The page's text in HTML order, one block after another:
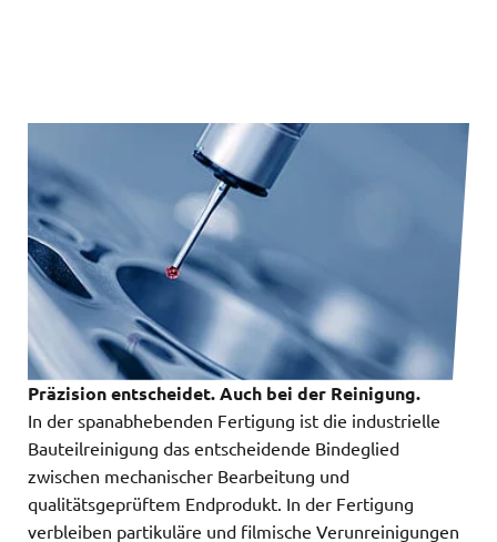
Präzision entscheidet. Auch bei der Reinigung.
In der spanabhebenden Fertigung ist die industrielle
Bauteilreinigung das entscheidende Bindeglied
zwischen mechanischer Bearbeitung und
qualitätsgeprüftem Endprodukt. In der Fertigung
verbleiben partikuläre und filmische Verunreinigungen